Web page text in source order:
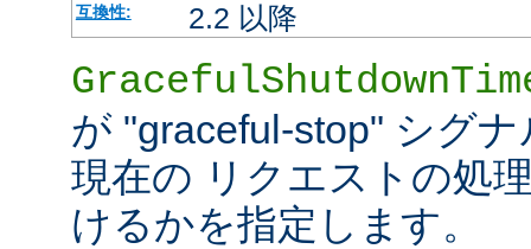
互換性:
2.2 以降
が "graceful-stop" シグ
現在の リクエストの処
けるかを指定します。